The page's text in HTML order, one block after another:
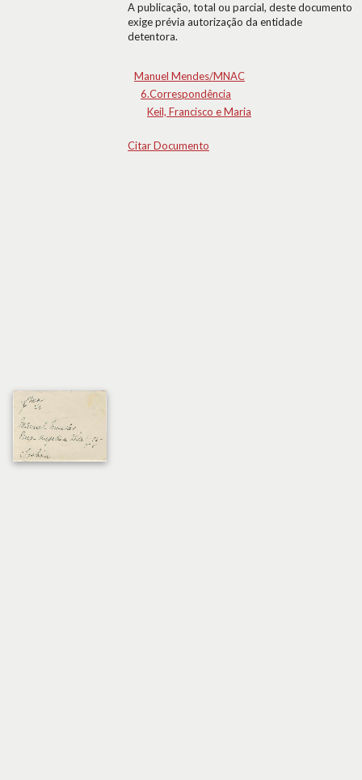
A publicação, total ou parcial, deste documento
exige prévia autorização da entidade
detentora.
Manuel Mendes/MNAC
6.Correspondência
Keil, Francisco e Maria
Citar Documento